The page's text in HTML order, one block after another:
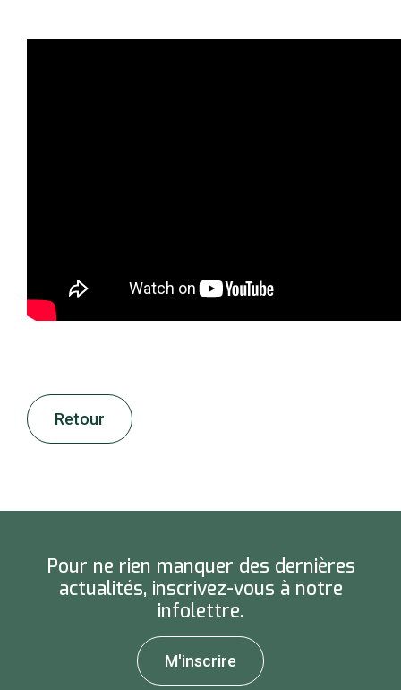
Retour
Pour ne rien manquer des dernières
actualités, inscrivez-vous à notre
infolettre.
M'inscrire